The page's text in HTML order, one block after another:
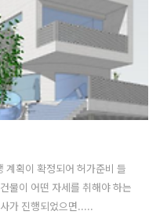
계획이 확정되어 허가준비 들
물이 어떤 자세를 취해야 하는
가 진행되었으면.....